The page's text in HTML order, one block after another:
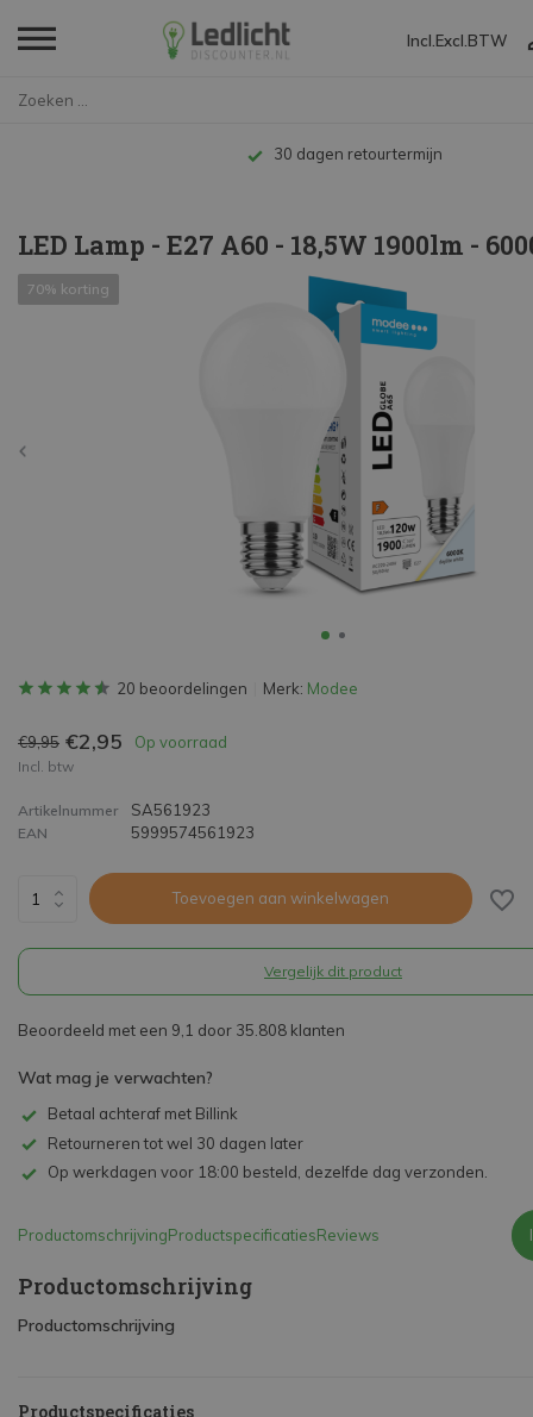
Incl. Excl. BTW
Tot 10 jaar garantie
LED Lamp - E27 A60 - 18,5W 1900lm -
70% korting
20 beoordelingen Merk: Modee
€9,95 €2,95 Op voorraad
Incl. btw
Artikelnummer SA561923
EAN 5999574561923
Toevoegen aan winkelwagen
Vergelijk dit product
Beoordeeld met een 9,1 door 35.808 klanten
Wat mag je verwachten?
Betaal achteraf met Billink
Retourneren tot wel 30 dagen later
Op werkdagen voor 18:00 besteld, dezelfde dag verzonden.
ProductomschrijvingProductspecificatiesReviews
Productomschrijving
Productomschrijving
Productspecificaties